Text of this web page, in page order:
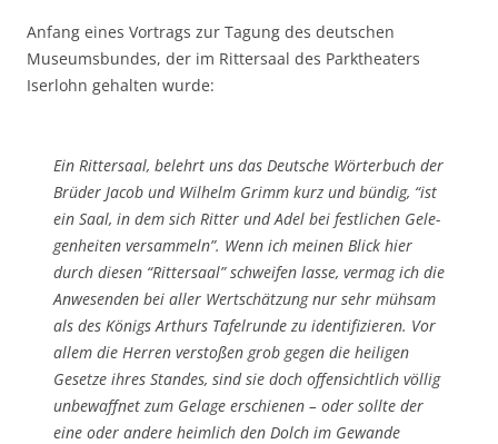
Anfang eines Vortrags zur Tagung des deutschen
Museumsbundes, der im Rittersaal des Parktheaters
Iserlohn gehalten wurde:
Ein Rittersaal, belehrt uns das Deutsche Wörterbuch der
Brüder Jacob und Wilhelm Grimm kurz und bündig, “ist
ein Saal, in dem sich Ritter und Adel bei festlichen Gele-
genheiten versammeln”. Wenn ich meinen Blick hier
durch diesen “Rittersaal” schweifen lasse, vermag ich die
Anwesenden bei aller Wertschätzung nur sehr mühsam
als des Königs Arthurs Tafelrunde zu identifizieren. Vor
allem die Herren verstoßen grob gegen die heiligen
Gesetze ihres Standes, sind sie doch offensichtlich völlig
unbewaffnet zum Gelage erschienen – oder sollte der
eine oder andere heimlich den Dolch im Gewande